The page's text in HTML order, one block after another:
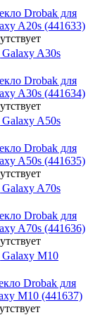
Drobak для
A20s (441633)
Galaxy A30s
Drobak для
A30s (441634)
Galaxy A50s
Drobak для
A50s (441635)
Galaxy A70s
Drobak для
A70s (441636)
Galaxy M10
Drobak для
M10 (441637)